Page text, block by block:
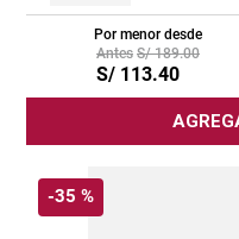
Por menor desde
S/ 189.00
S/ 113.40
-35 %